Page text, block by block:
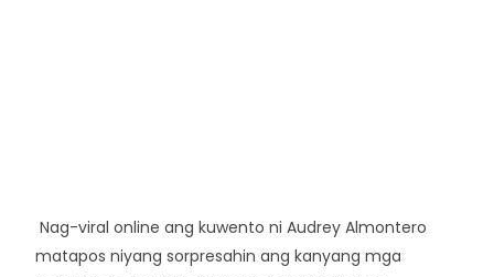
Nag-viral online ang kuwento ni Audrey Almontero
matapos niyang sorpresahin ang kanyang mga